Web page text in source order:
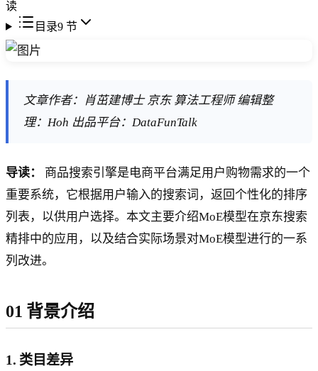
读
目录9节
文章作者：肖茁建博士 京东 算法工程师 编辑整
理：Hoh 出品平台：DataFunTalk
导读：
商品搜索引擎是电商平台满足用户购物需求的一个
重要系统，它根据用户输入的搜索词，返回个性化的排序
列表，以供用户选择。本文主要介绍MoE模型在京东搜索
精排中的应用，以及结合实际场景对MoE模型进行的一系
列改进。
01 背景介绍
1. 类目差异